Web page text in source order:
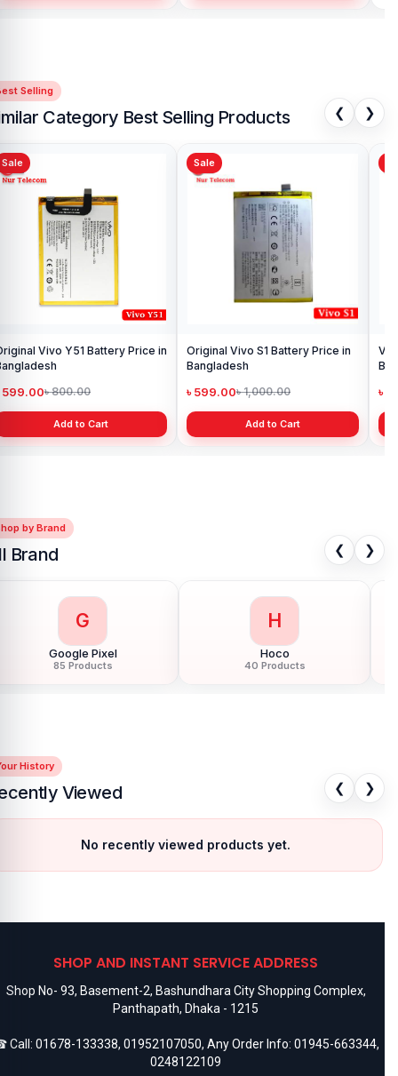
Selling
Category Best Selling Products ❮ ❯
Sale
V15 Pro Battery Price in
599.00৳ 800.00
Add to Cart
Sale
Vivo iQOO Neo 6 Battery Latest
Price in Bangladesh
৳ 1,499.00
Add to Cart
by Brand
Brand ❮ ❯
G
Google Pixel
85 Products
H
Hoco
40 Products
History
Viewed ❮ ❯
No recently viewed products yet.
SHOP AND INSTANT SERVICE ADDRESS
Shop No- 93, Basement-2, Bashundhara City Shopping Complex,
Panthapath, Dhaka - 1215
Call: 01678-133338, 01952107050, Any Order Info: 01945-663344,
0248122109